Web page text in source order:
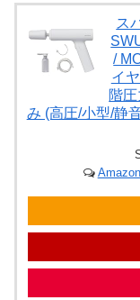
ス
/
イ
階
み (高圧/小型/静